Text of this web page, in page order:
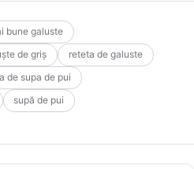
bune galuste
de griș
reteta de galuste
de supa de pui
supă de pui